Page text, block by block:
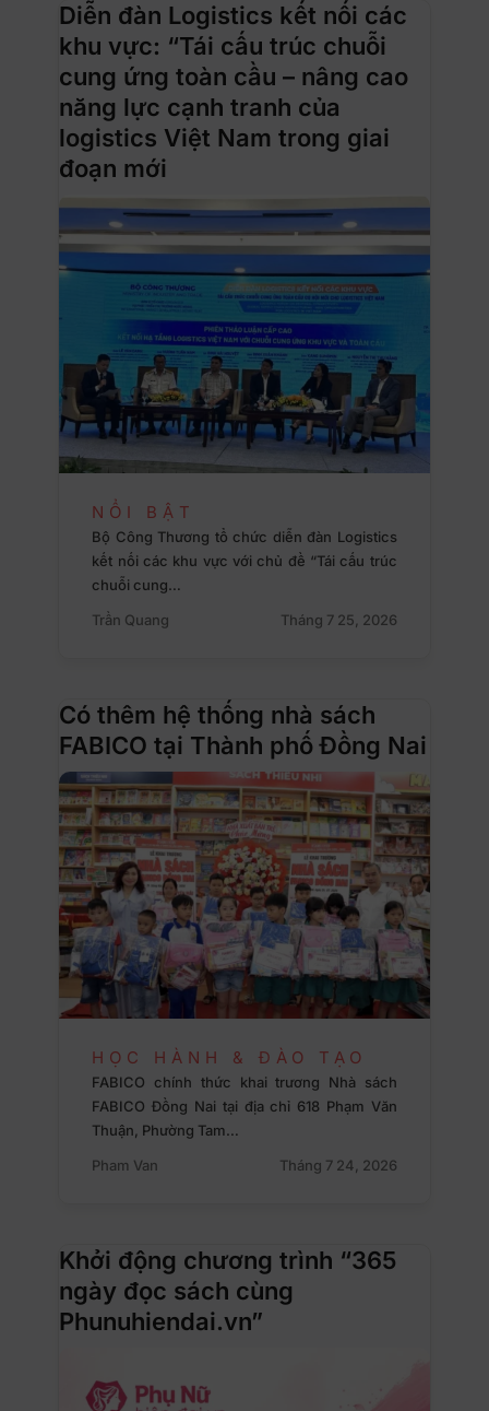
Diễn đàn Logistics kết nối các
khu vực: “Tái cấu trúc chuỗi
cung ứng toàn cầu – nâng cao
năng lực cạnh tranh của
logistics Việt Nam trong giai
đoạn mới
NỔI BẬT
Bộ Công Thương tổ chức diễn đàn Logistics
kết nối các khu vực với chủ đề “Tái cấu trúc
chuỗi cung…
Trần Quang
Tháng 7 25, 2026
Có thêm hệ thống nhà sách
FABICO tại Thành phố Đồng Nai
HỌC HÀNH & ĐÀO TẠO
FABICO chính thức khai trương Nhà sách
FABICO Đồng Nai tại địa chỉ 618 Phạm Văn
Thuận, Phường Tam…
Pham Van
Tháng 7 24, 2026
Khởi động chương trình “365
ngày đọc sách cùng
Phunuhiendai.vn”